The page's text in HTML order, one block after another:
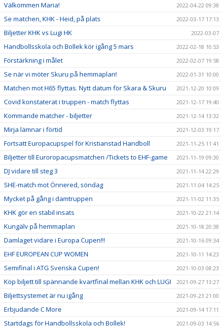
Välkommen Maria! 2022-04-22 09:38
Se matchen, KHK - Heid, på plats 2022-03-17 17:13
Biljetter KHK vs Lugi HK 2022-03-07
Handbollsskola och Bollek kör igång 5 mars 2022-02-18 10:53
Förstärkning i målet 2022-02-07 19:58
Se när vi möter Skuru på hemmaplan! 2022-01-31 10:00
Matchen mot H65 flyttas. Nytt datum för Skara & Skuru 2021-12-20 10:09
Covid konstaterat i truppen - match flyttas 2021-12-17 19:40
Kommande matcher - biljetter 2021-12-14 13:32
Mirja lämnar i förtid 2021-12-03 19:17
Fortsatt Europacupspel för Kristianstad Handboll 2021-11-25 11:41
Biljetter till Euroropacupsmatchen /Tickets to EHF-game 2021-11-19 09:30
DJ vidare till steg 3 2021-11-14 22:29
SHE-match mot Önnered, söndag 2021-11-04 14:25
Mycket på gång i damtruppen 2021-11-02 11:35
KHK gör en stabil insats 2021-10-22 21:14
Kungälv på hemmaplan 2021-10-18 20:38
Damlaget vidare i Europa Cupen!!! 2021-10-16 09:34
EHF EUROPEAN CUP WOMEN 2021-10-11 14:23
Semifinal i ATG Svenska Cupen! 2021-10-03 08:23
Köp biljett till spännande kvartfinal mellan KHK och LUGI 2021-09-27 13:27
Biljettsystemet är nu igång 2021-09-23 21:00
Erbjudande C More 2021-09-14 17:11
Startdags för Handbollsskola och Bollek! 2021-09-03 14:56